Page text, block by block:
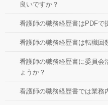
良いですか？
看護師の職務経歴書はPDFで
看護師の職務経歴書は転職回
看護師の職務経歴書に委員会
ょうか？
看護師の職務経歴書では業務